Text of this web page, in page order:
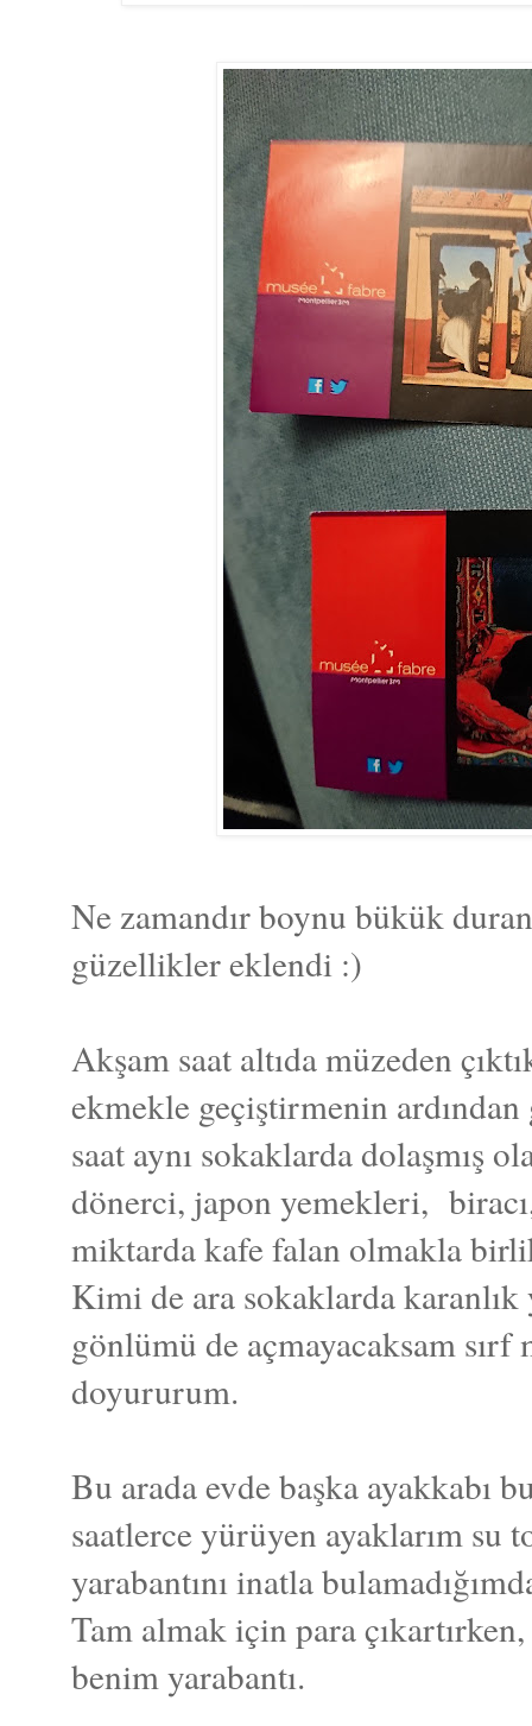
Ne zamandır boynu bükük
güzellikler eklendi :)
Akşam saat altıda müzeden
ekmekle geçiştirmenin
saat aynı sokaklarda dolaşmış
dönerci, japon yemekleri,
miktarda kafe falan olmakla
Kimi de ara sokaklarda
gönlümü de açmayacaksam
doyururum.
Bu arada evde başka ayakkabı
saatlerce yürüyen ayaklarım su
yarabantını inatla
Tam almak için para
benim yarabantı.